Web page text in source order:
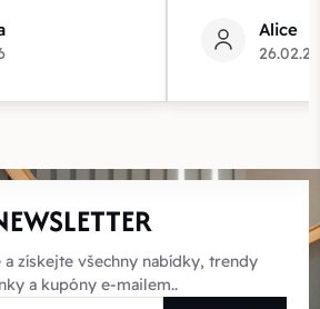
Alice
získejte všechny nabídky, trendy
a kupóny e-mailem..